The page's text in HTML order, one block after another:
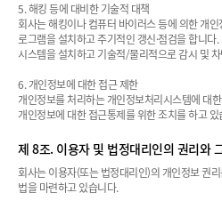
5. 해킹 등에 대비한 기술적 대책
회사는 해킹이나 컴퓨터 바이러스 등에 의한 개
로그램을 설치하고 주기적인 갱신·점검을 합니
시스템을 설치하고 기술적/물리적으로 감시 및
6. 개인정보에 대한 접근 제한
개인정보를 처리하는 개인정보처리시스템에 대
개인정보에 대한 접근통제를 위한 조치를 하고 있
제 8조. 이용자 및 법정대리인의 권리와
회사는 이용자(또는 법정대리인)의 개인정보 권
법을 마련하고 있습니다.